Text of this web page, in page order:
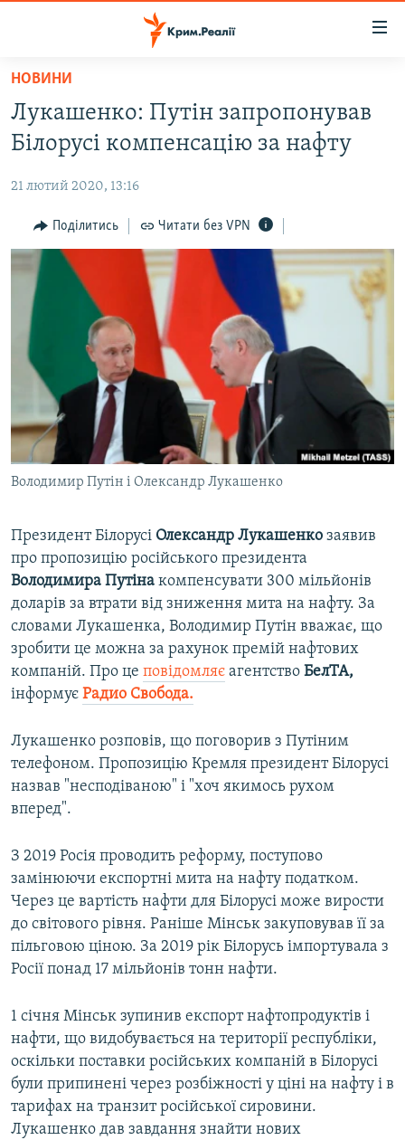
Перейти
основного
матеріалу
Перейти
до
навігації
Перейти
до
пошуку
ВОДА.КРИМ
ВІДЕО ТА ФОТО
ПОЛІТИКА
БЛОГИ
ПОГЛЯД
ІНТЕРВ'Ю
ВСЕ ЗА ДЕНЬ
СПЕЦПРОЕКТИ
ДЕПОРТАЦІЯ
ВІДЕОУРОКИ «ELIFBE»
СВІДЧЕННЯ ОКУПАЦІЇ
УКРАЇНСЬКА ПРОБЛЕМА КРИМУ
ЯК ОБІЙТИ БЛОКУВАННЯ
Русский
Qırımtatar
Усі сайти RFE/RL
НОВИНИ
Лукашенко: Путін запропонував
Білорусі компенсацію за нафту
21 лютий 2020, 13:16
Поділитись Читати без VPN
Володимир Путін і Олександр Лукашенко
Президент Білорусі Олександр Лукашенко заявив
про пропозицію російського президента
Володимира Путіна компенсувати 300 мільйонів
доларів за втрати від зниження мита на нафту. За
словами Лукашенка, Володимир Путін вважає, що
зробити це можна за рахунок премій нафтових
компаній. Про це повідомляє агентство БелТА,
інформує Радио Свобода.
Лукашенко розповів, що поговорив з Путіним
телефоном. Пропозицію Кремля президент Білорусі
назвав "несподіваною" і "хоч якимось рухом
вперед".
З 2019 Росія проводить реформу, поступово
замінюючи експортні мита на нафту податком.
Через це вартість нафти для Білорусі може вирости
до світового рівня. Раніше Мінськ закуповував її за
пільговою ціною. За 2019 рік Білорусь імпортувала з
Росії понад 17 мільйонів тонн нафти.
1 січня Мінськ зупинив експорт нафтопродуктів і
нафти, що видобувається на території республіки,
оскільки поставки російських компаній в Білорусі
були припинені через розбіжності у ціні на нафту і в
тарифах на транзит російської сировини.
Лукашенко дав завдання знайти нових